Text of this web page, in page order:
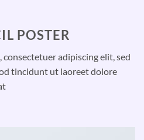
POSTER
adipiscing elit, sed
tincidunt ut laoreet dolore